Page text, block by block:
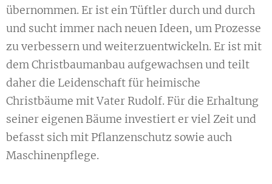
übernommen. Er ist ein Tüftler durch und durch
und sucht immer nach neuen Ideen, um Prozesse
zu verbessern und weiterzuentwickeln. Er ist mit
dem Christbaumanbau aufgewachsen und teilt
daher die Leidenschaft für heimische
Christbäume mit Vater Rudolf. Für die Erhaltung
seiner eigenen Bäume investiert er viel Zeit und
befasst sich mit Pflanzenschutz sowie auch
Maschinenpflege.